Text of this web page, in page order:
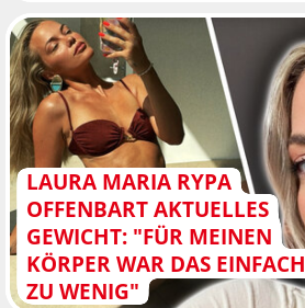
LAURA MARIA RYPA
OFFENBART AKTUELLES
GEWICHT: "FÜR MEINEN
KÖRPER WAR DAS EINFACH
ZU WENIG"